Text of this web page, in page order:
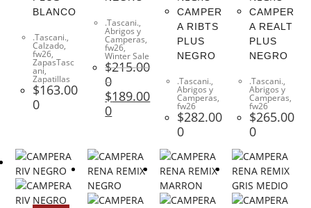
BLANCO
.Tascani.,
Calzado,
fw26,
ZapasTasc
ani,
Zapatillas
$163.00
0
.Tascani.,
Abrigos y
Camperas,
fw26,
Winter Sale
$215.00
0
$189.00
0
CAMPER
A RIBTS
PLUS
NEGRO
.Tascani.,
Abrigos y
Camperas,
fw26
$282.00
0
CAMPER
A REALT
PLUS
NEGRO
.Tascani.,
Abrigos y
Camperas,
fw26
$265.00
0